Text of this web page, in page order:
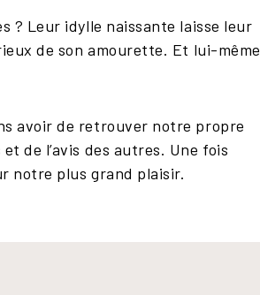
? Leur idylle naissante laisse leur
de son amourette. Et lui-même
avoir de retrouver notre propre
de l’avis des autres. Une fois
notre plus grand plaisir.